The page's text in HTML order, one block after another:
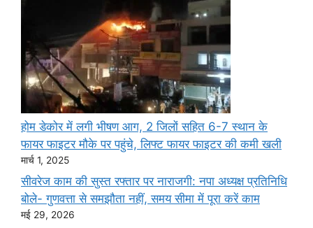
होम डेकोर में लगी भीषण आग, 2 जिलों सहित 6-7 स्थान के
फायर फाइटर मौके पर पहुंचे, लिफ्ट फायर फाइटर की कमी खली
मार्च 1, 2025
सीवरेज काम की सुस्त रफ्तार पर नाराजगी: नपा अध्यक्ष प्रतिनिधि
बोले- गुणवत्ता से समझौता नहीं, समय सीमा में पूरा करें काम
मई 29, 2026